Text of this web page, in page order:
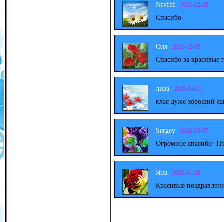
Nfvfhf 2021-12-28
Спасибо
Оля 2021-12-05
Спасибо за красивые
лиза 2020-04-21
клас дуже хороший
Sergey 2020-03-07
Огромное спасибо!
Яна 2020-01-28
Красивые